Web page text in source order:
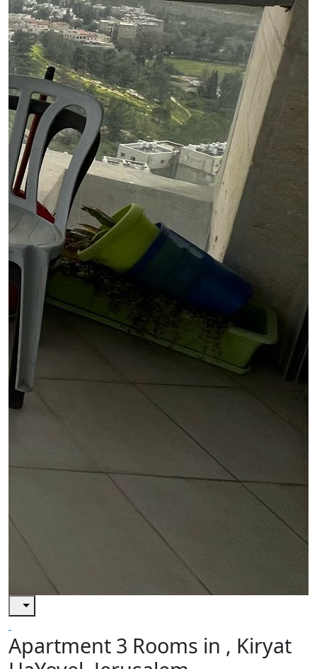
Apartment 3 Rooms in , Kiryat